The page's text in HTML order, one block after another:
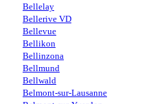
Bellelay
Bellerive VD
Bellevue
Bellikon
Bellinzona
Bellmund
Bellwald
Belmont-sur-Lausanne